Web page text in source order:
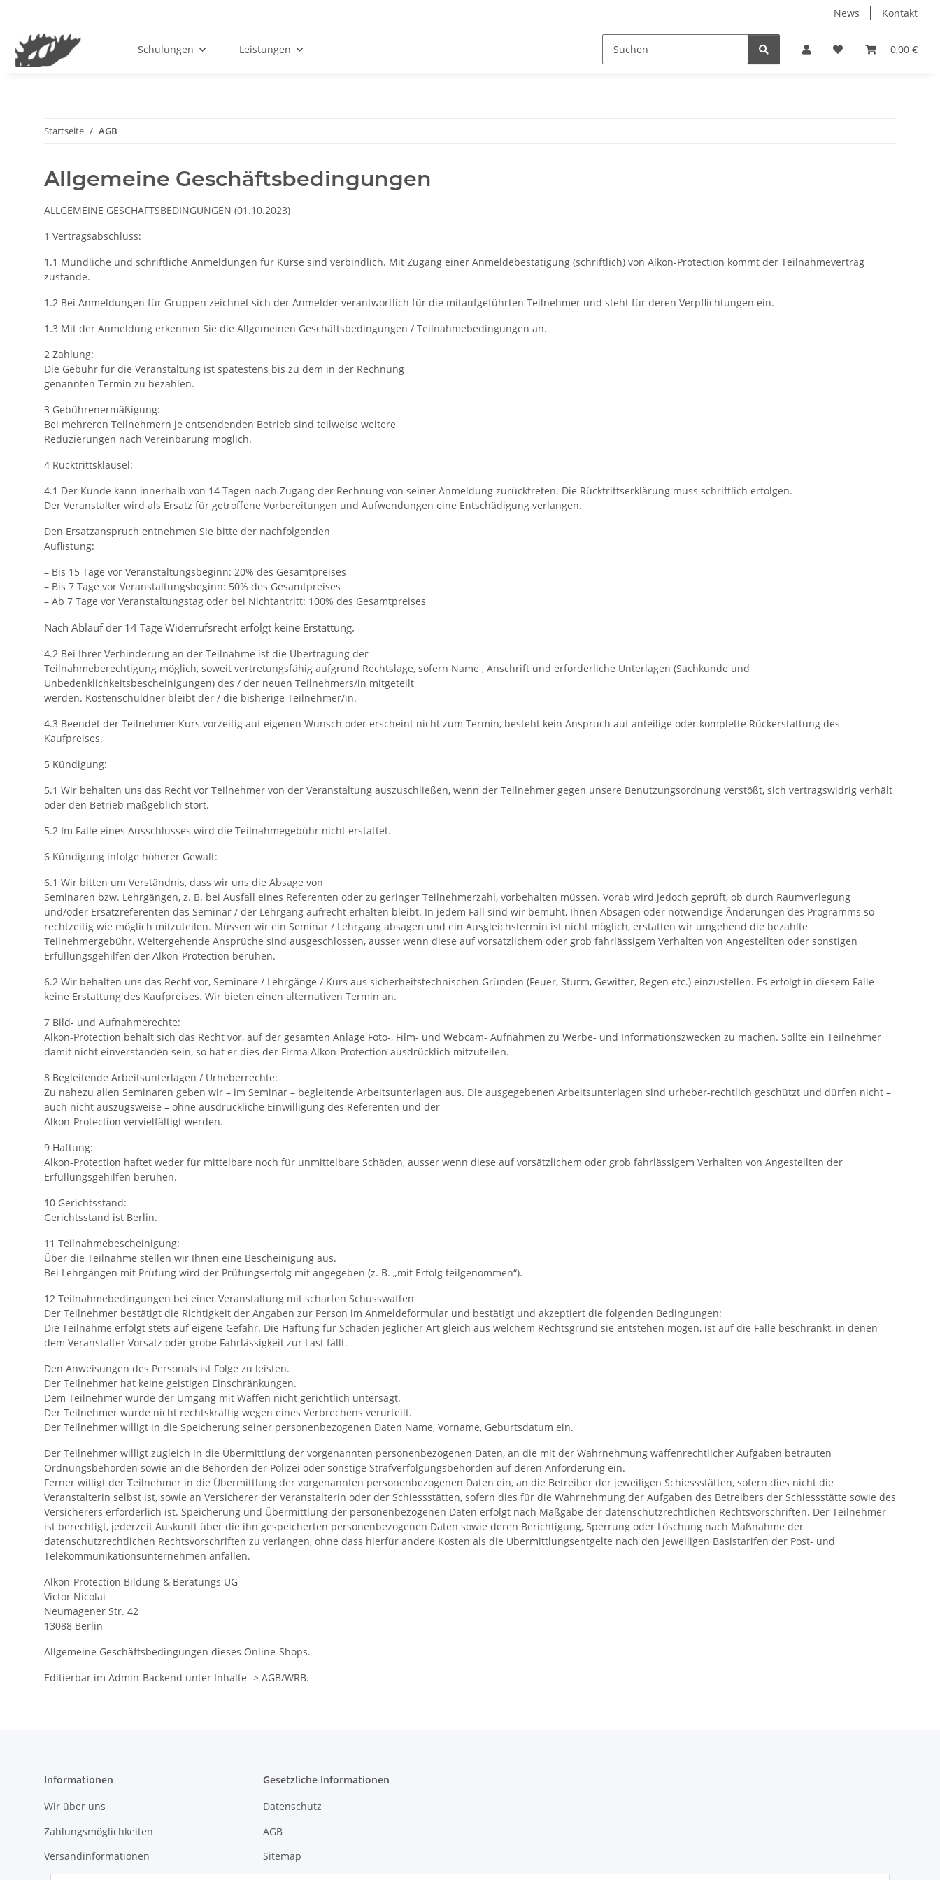
News Kontakt
0,00 €
Schulungen Leistungen
Startseite AGB
Allgemeine Geschäftsbedingungen
ALLGEMEINE GESCHÄFTSBEDINGUNGEN (01.10.2023)
1 Vertragsabschluss:
1.1 Mündliche und schriftliche Anmeldungen für Kurse sind verbindlich. Mit Zugang einer Anmeldebestätigung (schriftlich) von Alkon-Protection kommt der Teilnahmevertrag
zustande.
1.2 Bei Anmeldungen für Gruppen zeichnet sich der Anmelder verantwortlich für die mitaufgeführten Teilnehmer und steht für deren Verpflichtungen ein.
1.3 Mit der Anmeldung erkennen Sie die Allgemeinen Geschäftsbedingungen / Teilnahmebedingungen an.
2 Zahlung:
Die Gebühr für die Veranstaltung ist spätestens bis zu dem in der Rechnung
genannten Termin zu bezahlen.
3 Gebührenermäßigung:
Bei mehreren Teilnehmern je entsendenden Betrieb sind teilweise weitere
Reduzierungen nach Vereinbarung möglich.
4 Rücktrittsklausel:
4.1 Der Kunde kann innerhalb von 14 Tagen nach Zugang der Rechnung von seiner Anmeldung zurücktreten. Die Rücktrittserklärung muss schriftlich erfolgen.
Der Veranstalter wird als Ersatz für getroffene Vorbereitungen und Aufwendungen eine Entschädigung verlangen.
Den Ersatzanspruch entnehmen Sie bitte der nachfolgenden
Auflistung:
– Bis 15 Tage vor Veranstaltungsbeginn: 20% des Gesamtpreises
– Bis 7 Tage vor Veranstaltungsbeginn: 50% des Gesamtpreises
– Ab 7 Tage vor Veranstaltungstag oder bei Nichtantritt: 100% des Gesamtpreises
Nach Ablauf der 14 Tage Widerrufsrecht erfolgt keine Erstattung.
4.2 Bei Ihrer Verhinderung an der Teilnahme ist die Übertragung der
Teilnahmeberechtigung möglich, soweit vertretungsfähig aufgrund Rechtslage, sofern Name , Anschrift und erforderliche Unterlagen (Sachkunde und
Unbedenklichkeitsbescheinigungen) des / der neuen Teilnehmers/in mitgeteilt
werden. Kostenschuldner bleibt der / die bisherige Teilnehmer/in.
4.3 Beendet der Teilnehmer Kurs vorzeitig auf eigenen Wunsch oder erscheint nicht zum Termin, besteht kein Anspruch auf anteilige oder komplette Rückerstattung des
Kaufpreises.
5 Kündigung:
5.1 Wir behalten uns das Recht vor Teilnehmer von der Veranstaltung auszuschließen, wenn der Teilnehmer gegen unsere Benutzungsordnung verstößt, sich vertragswidrig verhält
oder den Betrieb maßgeblich stört.
5.2 Im Falle eines Ausschlusses wird die Teilnahmegebühr nicht erstattet.
6 Kündigung infolge höherer Gewalt:
6.1 Wir bitten um Verständnis, dass wir uns die Absage von
Seminaren bzw. Lehrgängen, z. B. bei Ausfall eines Referenten oder zu geringer Teilnehmerzahl, vorbehalten müssen. Vorab wird jedoch geprüft, ob durch Raumverlegung
und/oder Ersatzreferenten das Seminar / der Lehrgang aufrecht erhalten bleibt. In jedem Fall sind wir bemüht, Ihnen Absagen oder notwendige Änderungen des Programms so
rechtzeitig wie möglich mitzuteilen. Müssen wir ein Seminar / Lehrgang absagen und ein Ausgleichstermin ist nicht möglich, erstatten wir umgehend die bezahlte
Teilnehmergebühr. Weitergehende Ansprüche sind ausgeschlossen, ausser wenn diese auf vorsätzlichem oder grob fahrlässigem Verhalten von Angestellten oder sonstigen
Erfüllungsgehilfen der Alkon-Protection beruhen.
6.2 Wir behalten uns das Recht vor, Seminare / Lehrgänge / Kurs aus sicherheitstechnischen Gründen (Feuer, Sturm, Gewitter, Regen etc.) einzustellen. Es erfolgt in diesem Falle
keine Erstattung des Kaufpreises. Wir bieten einen alternativen Termin an.
7 Bild- und Aufnahmerechte:
Alkon-Protection behält sich das Recht vor, auf der gesamten Anlage Foto-, Film- und Webcam- Aufnahmen zu Werbe- und Informationszwecken zu machen. Sollte ein Teilnehmer
damit nicht einverstanden sein, so hat er dies der Firma Alkon-Protection ausdrücklich mitzuteilen.
8 Begleitende Arbeitsunterlagen / Urheberrechte:
Zu nahezu allen Seminaren geben wir – im Seminar – begleitende Arbeitsunterlagen aus. Die ausgegebenen Arbeitsunterlagen sind urheber-rechtlich geschützt und dürfen nicht –
auch nicht auszugsweise – ohne ausdrückliche Einwilligung des Referenten und der
Alkon-Protection vervielfältigt werden.
9 Haftung:
Alkon-Protection haftet weder für mittelbare noch für unmittelbare Schäden, ausser wenn diese auf vorsätzlichem oder grob fahrlässigem Verhalten von Angestellten der
Erfüllungsgehilfen beruhen.
10 Gerichtsstand:
Gerichtsstand ist Berlin.
11 Teilnahmebescheinigung:
Über die Teilnahme stellen wir Ihnen eine Bescheinigung aus.
Bei Lehrgängen mit Prüfung wird der Prüfungserfolg mit angegeben (z. B. „mit Erfolg teilgenommen“).
12 Teilnahmebedingungen bei einer Veranstaltung mit scharfen Schusswaffen
Der Teilnehmer bestätigt die Richtigkeit der Angaben zur Person im Anmeldeformular und bestätigt und akzeptiert die folgenden Bedingungen:
Die Teilnahme erfolgt stets auf eigene Gefahr. Die Haftung für Schäden jeglicher Art gleich aus welchem Rechtsgrund sie entstehen mögen, ist auf die Fälle beschränkt, in denen
dem Veranstalter Vorsatz oder grobe Fahrlässigkeit zur Last fällt.
Den Anweisungen des Personals ist Folge zu leisten.
Der Teilnehmer hat keine geistigen Einschränkungen.
Dem Teilnehmer wurde der Umgang mit Waffen nicht gerichtlich untersagt.
Der Teilnehmer wurde nicht rechtskräftig wegen eines Verbrechens verurteilt.
Der Teilnehmer willigt in die Speicherung seiner personenbezogenen Daten Name, Vorname, Geburtsdatum ein.
Der Teilnehmer willigt zugleich in die Übermittlung der vorgenannten personenbezogenen Daten, an die mit der Wahrnehmung waffenrechtlicher Aufgaben betrauten
Ordnungsbehörden sowie an die Behörden der Polizei oder sonstige Strafverfolgungsbehörden auf deren Anforderung ein.
Ferner willigt der Teilnehmer in die Übermittlung der vorgenannten personenbezogenen Daten ein, an die Betreiber der jeweiligen Schiessstätten, sofern dies nicht die
Veranstalterin selbst ist, sowie an Versicherer der Veranstalterin oder der Schiessstätten, sofern dies für die Wahrnehmung der Aufgaben des Betreibers der Schiessstätte sowie des
Versicherers erforderlich ist. Speicherung und Übermittlung der personenbezogenen Daten erfolgt nach Maßgabe der datenschutzrechtlichen Rechtsvorschriften. Der Teilnehmer
ist berechtigt, jederzeit Auskunft über die ihn gespeicherten personenbezogenen Daten sowie deren Berichtigung, Sperrung oder Löschung nach Maßnahme der
datenschutzrechtlichen Rechtsvorschriften zu verlangen, ohne dass hierfür andere Kosten als die Übermittlungsentgelte nach den jeweiligen Basistarifen der Post- und
Telekommunikationsunternehmen anfallen.
Alkon-Protection Bildung & Beratungs UG
Victor Nicolai
Neumagener Str. 42
13088 Berlin
Allgemeine Geschäftsbedingungen dieses Online-Shops.
Editierbar im Admin-Backend unter Inhalte -> AGB/WRB.
Informationen
Wir über uns
Zahlungsmöglichkeiten
Versandinformationen
Gesetzliche Informationen
Datenschutz
AGB
Sitemap